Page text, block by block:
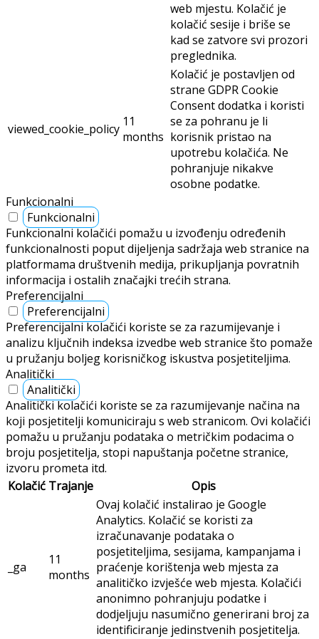
web mjestu. Kolačić je
kolačić sesije i briše se
kad se zatvore svi prozori
preglednika.
viewed_cookie_policy 11
months
Kolačić je postavljen od
strane GDPR Cookie
Consent dodatka i koristi
se za pohranu je li
korisnik pristao na
upotrebu kolačića. Ne
pohranjuje nikakve
osobne podatke.
Funkcionalni
Funkcionalni
Funkcionalni kolačići pomažu u izvođenju određenih
funkcionalnosti poput dijeljenja sadržaja web stranice na
platformama društvenih medija, prikupljanja povratnih
informacija i ostalih značajki trećih strana.
Preferencijalni
Preferencijalni
Preferencijalni kolačići koriste se za razumijevanje i
analizu ključnih indeksa izvedbe web stranice što pomaže
u pružanju boljeg korisničkog iskustva posjetiteljima.
Analitički
Analitički
Analitički kolačići koriste se za razumijevanje načina na
koji posjetitelji komuniciraju s web stranicom. Ovi kolačići
pomažu u pružanju podataka o metričkim podacima o
broju posjetitelja, stopi napuštanja početne stranice,
izvoru prometa itd.
Kolačić Trajanje Opis
_ga
11
months
Ovaj kolačić instalirao je Google
Analytics. Kolačić se koristi za
izračunavanje podataka o
posjetiteljima, sesijama, kampanjama i
praćenje korištenja web mjesta za
analitičko izvješće web mjesta. Kolačići
anonimno pohranjuju podatke i
dodjeljuju nasumično generirani broj za
identificiranje jedinstvenih posjetitelja.